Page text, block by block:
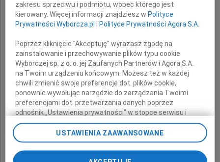
składa
wraz z pracownikami
zakresu sprzeciwu i podmiotu, wobec którego jest
kierowany. Więcej informacji znajdziesz w Polityce
Prywatności Wyborcza.pl i Polityce Prywatności Agora S.A.
Poprzez kliknięcie "Akceptuję" wyrażasz zgodę na
zainstalowanie i przechowywanie plików typu cookie
Wyborczej sp. z o. o. jej Zaufanych Partnerów i Agora S.A.
na Twoim urządzeniu końcowym. Możesz też w każdej
chwili zmienić swoje preferencje dot. plików cookie,
ponownie wywołując narzędzie do zarządzania Twoimi
preferencjami dot. przetwarzania danych poprzez
odnośnik „Ustawienia prywatności” w stopce serwisu i
przechodząc do sekcji „Ustawienia zaawansowane”.
Zmiana ustawień plików cookie możliwa jest także za
pomocą ustawień przeglądarki.
USTAWIENIA ZAAWANSOWANE